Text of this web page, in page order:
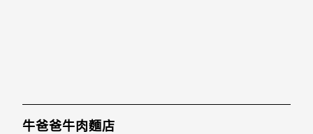
牛爸爸牛肉麵店